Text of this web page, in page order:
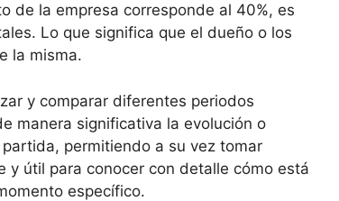
de la empresa corresponde al 40%, es
Lo que significa que el dueño o los
la misma.
y comparar diferentes periodos
manera significativa la evolución o
permitiendo a su vez tomar
y útil para conocer con detalle cómo está
específico.